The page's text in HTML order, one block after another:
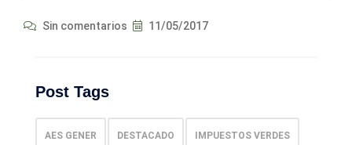
Sin comentarios 11/05/2017
Post Tags
AES GENER DESTACADO IMPUESTOS VERDES